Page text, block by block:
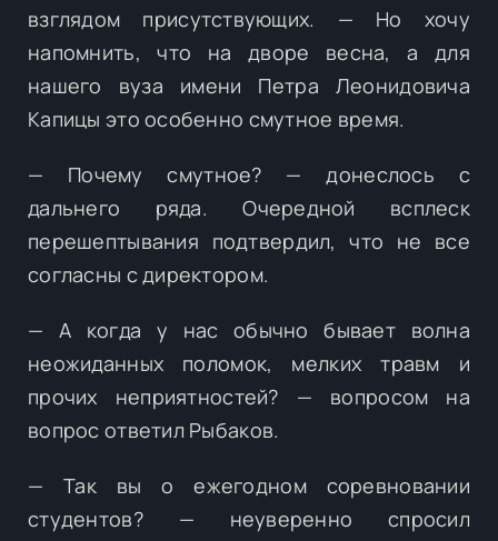
взглядом присутствующих. — Но хочу
напомнить, что на дворе весна, а для
нашего вуза имени Петра Леонидовича
Капицы это особенно смутное время.
— Почему смутное? — донеслось с
дальнего ряда. Очередной всплеск
перешептывания подтвердил, что не все
согласны с директором.
— А когда у нас обычно бывает волна
неожиданных поломок, мелких травм и
прочих неприятностей? — вопросом на
вопрос ответил Рыбаков.
— Так вы о ежегодном соревновании
студентов? — неуверенно спросил